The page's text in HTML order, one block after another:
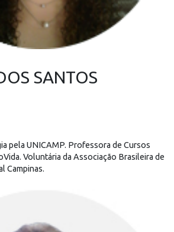
SANTOS
pela UNICAMP. Professora de Cursos
Voluntária da Associação Brasileira de
Campinas.